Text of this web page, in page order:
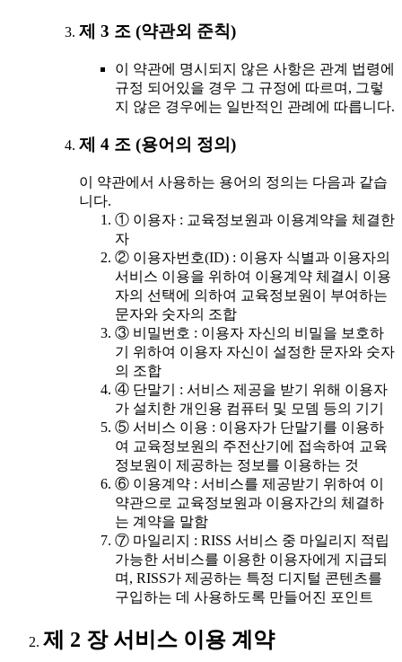
제 3 조 (약관외 준칙)
이 약관에 명시되지 않은 사항은 관계 법령에
규정 되어있을 경우 그 규정에 따르며, 그렇
지 않은 경우에는 일반적인 관례에 따릅니다.
제 4 조 (용어의 정의)
이 약관에서 사용하는 용어의 정의는 다음과 같습
니다.
① 이용자 : 교육정보원과 이용계약을 체결한
자
② 이용자번호(ID) : 이용자 식별과 이용자의
서비스 이용을 위하여 이용계약 체결시 이용
자의 선택에 의하여 교육정보원이 부여하는
문자와 숫자의 조합
③ 비밀번호 : 이용자 자신의 비밀을 보호하
기 위하여 이용자 자신이 설정한 문자와 숫자
의 조합
④ 단말기 : 서비스 제공을 받기 위해 이용자
가 설치한 개인용 컴퓨터 및 모뎀 등의 기기
⑤ 서비스 이용 : 이용자가 단말기를 이용하
여 교육정보원의 주전산기에 접속하여 교육
정보원이 제공하는 정보를 이용하는 것
⑥ 이용계약 : 서비스를 제공받기 위하여 이
약관으로 교육정보원과 이용자간의 체결하
는 계약을 말함
⑦ 마일리지 : RISS 서비스 중 마일리지 적립
가능한 서비스를 이용한 이용자에게 지급되
며, RISS가 제공하는 특정 디지털 콘텐츠를
구입하는 데 사용하도록 만들어진 포인트
제 2 장 서비스 이용 계약